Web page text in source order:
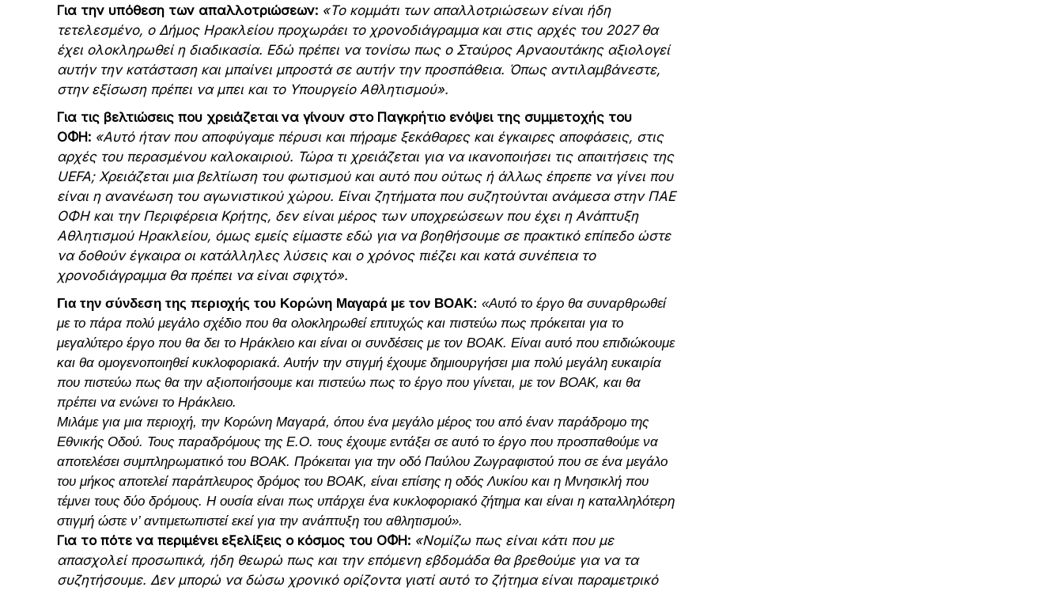
Για την υπόθεση των απαλλοτριώσεων: «Το κομμάτι των απαλλοτριώσεων είναι ήδη
τετελεσμένο, ο Δήμος Ηρακλείου προχωράει το χρονοδιάγραμμα και στις αρχές του 2027 θα
έχει ολοκληρωθεί η διαδικασία. Εδώ πρέπει να τονίσω πως ο Σταύρος Αρναουτάκης αξιολογεί
αυτήν την κατάσταση και μπαίνει μπροστά σε αυτήν την προσπάθεια. Όπως αντιλαμβάνεστε,
στην εξίσωση πρέπει να μπει και το Υπουργείο Αθλητισμού».
Για τις βελτιώσεις που χρειάζεται να γίνουν στο Παγκρήτιο ενόψει της συμμετοχής του
ΟΦΗ: «Αυτό ήταν που αποφύγαμε πέρυσι και πήραμε ξεκάθαρες και έγκαιρες αποφάσεις, στις
αρχές του περασμένου καλοκαιριού. Τώρα τι χρειάζεται για να ικανοποιήσει τις απαιτήσεις της
UEFA; Χρειάζεται μια βελτίωση του φωτισμού και αυτό που ούτως ή άλλως έπρεπε να γίνει που
είναι η ανανέωση του αγωνιστικού χώρου. Είναι ζητήματα που συζητούνται ανάμεσα στην ΠΑΕ
ΟΦΗ και την Περιφέρεια Κρήτης, δεν είναι μέρος των υποχρεώσεων που έχει η Ανάπτυξη
Αθλητισμού Ηρακλείου, όμως εμείς είμαστε εδώ για να βοηθήσουμε σε πρακτικό επίπεδο ώστε
να δοθούν έγκαιρα οι κατάλληλες λύσεις και ο χρόνος πιέζει και κατά συνέπεια το
χρονοδιάγραμμα θα πρέπει να είναι σφιχτό».
Για την σύνδεση της περιοχής του Κορώνη Μαγαρά με τον ΒΟΑΚ: «Αυτό το έργο θα συναρθρωθεί
με το πάρα πολύ μεγάλο σχέδιο που θα ολοκληρωθεί επιτυχώς και πιστεύω πως πρόκειται για το
μεγαλύτερο έργο που θα δει το Ηράκλειο και είναι οι συνδέσεις με τον ΒΟΑΚ. Είναι αυτό που επιδιώκουμε
και θα ομογενοποιηθεί κυκλοφοριακά. Αυτήν την στιγμή έχουμε δημιουργήσει μια πολύ μεγάλη ευκαιρία
που πιστεύω πως θα την αξιοποιήσουμε και πιστεύω πως το έργο που γίνεται, με τον ΒΟΑΚ, και θα
πρέπει να ενώνει το Ηράκλειο.
Μιλάμε για μια περιοχή, την Κορώνη Μαγαρά, όπου ένα μεγάλο μέρος του από έναν παράδρομο της
Εθνικής Οδού. Τους παραδρόμους της Ε.Ο. τους έχουμε εντάξει σε αυτό το έργο που προσπαθούμε να
αποτελέσει συμπληρωματικό του ΒΟΑΚ. Πρόκειται για την οδό Παύλου Ζωγραφιστού που σε ένα μεγάλο
του μήκος αποτελεί παράπλευρος δρόμος του ΒΟΑΚ, είναι επίσης η οδός Λυκίου και η Μνησικλή που
τέμνει τους δύο δρόμους. Η ουσία είναι πως υπάρχει ένα κυκλοφοριακό ζήτημα και είναι η καταλληλότερη
στιγμή ώστε ν’ αντιμετωπιστεί εκεί για την ανάπτυξη του αθλητισμού».
Για το πότε να περιμένει εξελίξεις ο κόσμος του ΟΦΗ: «Νομίζω πως είναι κάτι που με
απασχολεί προσωπικά, ήδη θεωρώ πως και την επόμενη εβδομάδα θα βρεθούμε για να τα
συζητήσουμε. Δεν μπορώ να δώσω χρονικό ορίζοντα γιατί αυτό το ζήτημα είναι παραμετρικό